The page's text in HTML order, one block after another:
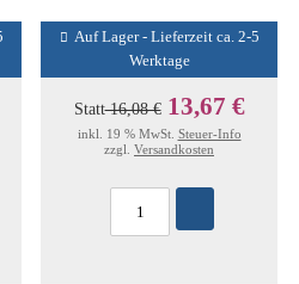
Auf Lager - Lieferzeit ca. 2-5
Werktage
Statt16,08 € 13,67 €
inkl. 19 % MwSt. Steuer-Info
zzgl. Versandkosten